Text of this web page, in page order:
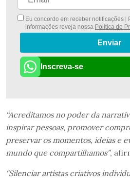
Eu concordo em receber notificações |
informações reveja nossa Política de
Enviar
Inscreva-se
“Acreditamos no poder da
inspirar pessoas, promover
preservar os momentos, ideias e
mundo que compartilhamos”,
“Silenciar artistas criativos